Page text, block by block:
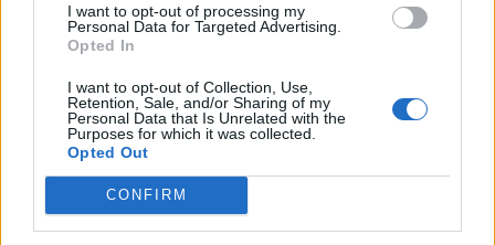
I want to opt-out of processing my
Personal Data for Targeted Advertising.
Opted In
I want to opt-out of Collection, Use,
Retention, Sale, and/or Sharing of my
Personal Data that Is Unrelated with the
Purposes for which it was collected.
Opted Out
CONFIRM
Jugador de béisbol estadounidense
Cumple 33 años (nació en 1993)
Alex Bowman
Piloto de carreras estadounidense
Cumple 33 años (nació en 1993)
Raphaël Varane
Futbolista francés
Cumple 33 años (nació en 1993)